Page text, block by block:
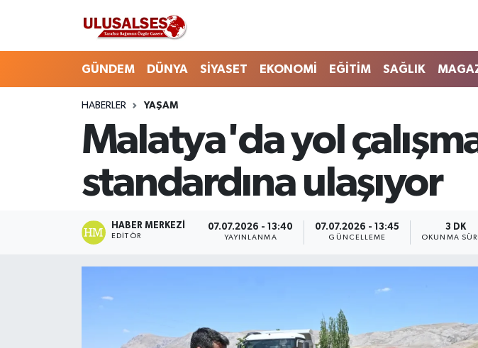
GÜNDEM DÜNYA SİYASET EKONOMİ EĞİTİM SAĞLIK
HABERLER YAŞAM
Malatya'da yol
standardına ulaşıyor
HABER MERKEZI
EDITÖR
07.07.2026 - 13:40
YAYINLANMA
07.07.2026 - 13:45
GÜNCELLEME
3 DK
OKUNMA
GÜNDEM
DÜNYA
SİYASET
SAĞLIK
MAGAZİN
Hava Durumu
Trafik Durumu
Süper Lig Puan Durumu ve Fikstür
Son Dakika Haberleri
Haber Arşivi